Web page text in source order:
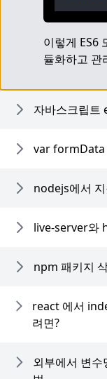
이렇게 ES6
듈화하고 관
자바스크립트
var formData
nodejs에서
live-server와
npm 패키지
react 에서
려면?
외부에서 변